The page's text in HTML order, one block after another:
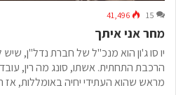
15
41,496
מחר אני איתך
יו סו ג'ון הוא מנכ"ל של חברת נדל"ן,
הרכבת התחתית. אשתו, סונג מה רין,
מראש שהוא העתידי יחיה באומללות,